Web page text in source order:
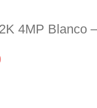
4MP Blanco